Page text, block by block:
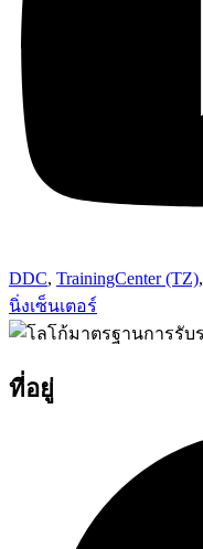
DDC, TrainingCenter (TZ),
นิ่งเซ็นเตอร์
ที่อยู่